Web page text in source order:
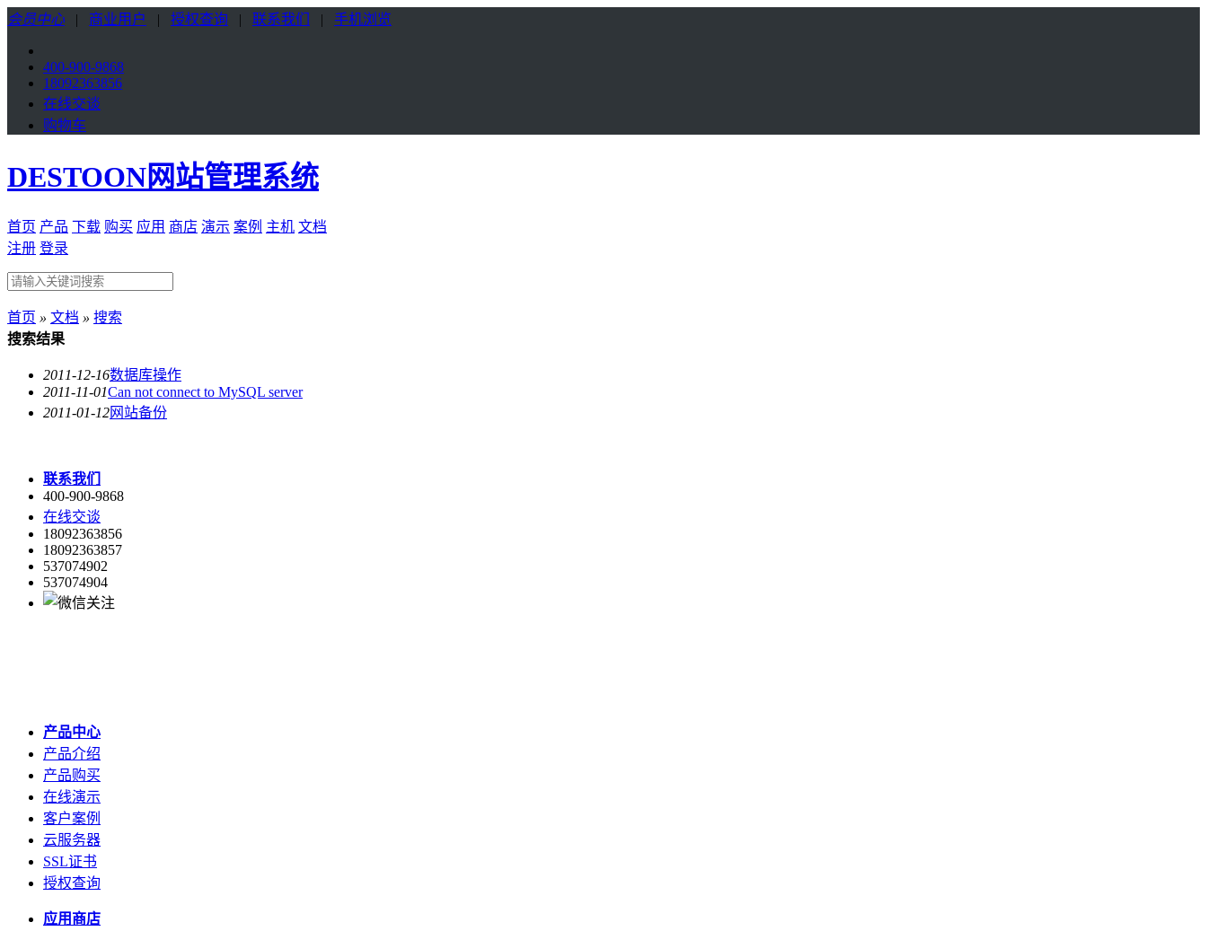
会员中心 | 商业用户 | 授权查询 | 联系我们 | 手机浏览
400-900-9868
18092363856
在线交谈
购物车
DESTOON网站管理系统
首页 产品 下载 购买 应用 商店 演示 案例 主机 文档
注册 登录
首页 » 文档 » 搜索
搜索结果
2011-12-16数据库操作
2011-11-01Can not connect to MySQL server
2011-01-12网站备份
联系我们
400-900-9868
在线交谈
18092363856
18092363857
537074902
537074904
产品中心
产品介绍
产品购买
在线演示
客户案例
云服务器
SSL证书
授权查询
应用商店